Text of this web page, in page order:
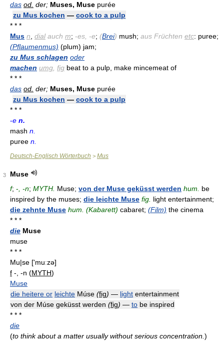
das od. der; Muses, Muse purée
zu Mus kochen — cook to a pulp
* * *
Mus n dialauch m; -es, -e; (Brei) mush; aus Früchten etc: puree;
(Pflaumenmus) (plum) jam;
zu Mus schlagen oder
machen umg fig beat to a pulp, make mincemeat of
* * *
das od. der; Muses, Muse purée
zu Mus kochen — cook to a pulp
* * *
-e n.
mash n.
puree n.
Deutsch-Englisch Wörterbuch > Mus
3
Muse
f; - , -n; MYTH. Muse; von der Muse geküsst werden hum.
be
inspired by the muses; die leichte Muse fig. light entertainment;
die zehnte Muse hum. (Kabarett) cabaret; (Film) the cinema
* * *
die Muse
muse
* * *
Mu|se ['muːzə]
f -, -n (MYTH)
Muse
die heitere or leichte Múse (fig) — light entertainment
von der Múse geküsst werden (fig) — to be inspired
* * *
die
(to think about a matter usually without serious concentration. )